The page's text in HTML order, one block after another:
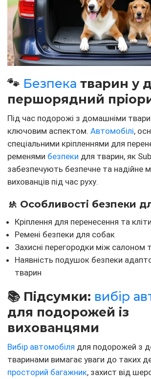
🐾 Безпека тварин у
першорядний
Під час подорожі з домашніми
ключовим аспектом. Автомобілі,
спеціальними кріпленнями для
ременями безпеки для тварин, як
забезпечують безпечне та надійне
вихованців під час руху.
🚸 Особливості безпеки
Кріплення для перенесення та
Ремені безпеки для собак
Захисні перегородки між салоном
Наявність подушок безпеки
тварин
📚 Підсумки: вибір
для подорожей із
вихованцями
Вибір автомобіля для подорожей з
тваринами вимагає уваги до таких
просторий багажник, захист від